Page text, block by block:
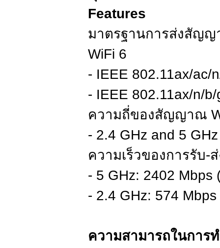
Features
มาตรฐานการส่งสัญญ
WiFi 6
- IEEE 802.11ax/ac/
- IEEE 802.11ax/n/
ความถี่ของสัญญาณ
- 2.4 GHz and 5 GHz
ความเร็วของการรับ
- 5 GHz: 2402 Mbps
- 2.4 GHz: 574
ความสามารถในการ